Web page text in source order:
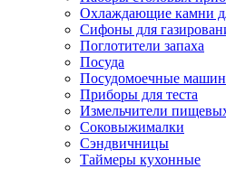
Охлаждающие камни
Сифоны для
Поглотители запаха
Посуда
Посудомоечные
Приборы для теста
Измельчители
Cоковыжималки
Сэндвичницы
Таймеры кухонные